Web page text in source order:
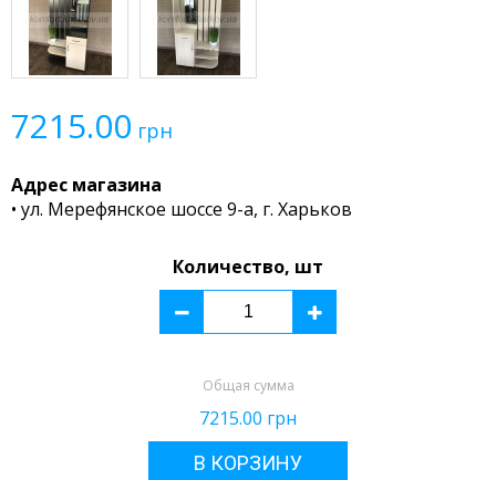
7215.00 грн
Адрес магазина
• ул. Мерефянское шоссе 9-а, г. Харьков
Количество, шт
Общая сумма
7215.00 грн
В КОРЗИНУ